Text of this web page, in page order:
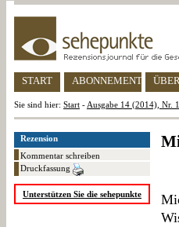
START ABONNEMENT
Sie sind hier: Start - Ausgabe 14 (2014), Nr.
Rezension
Kommentar schreiben
Druckfassung
Unterstützen Sie die sehepunkte